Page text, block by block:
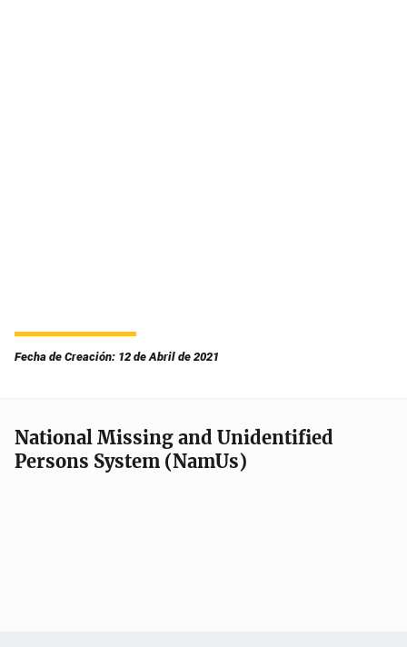
Fecha de Creación: 12 de Abril de 2021
National Missing and Unidentified
Persons System (NamUs)